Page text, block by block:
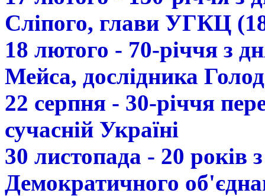
Сліпого, глави УГКЦ
18 лютого - 70-річчя з
Мейса, дослідника
22 серпня - 30-річчя
сучасній Україні
30 листопада - 20 років
Демократичного